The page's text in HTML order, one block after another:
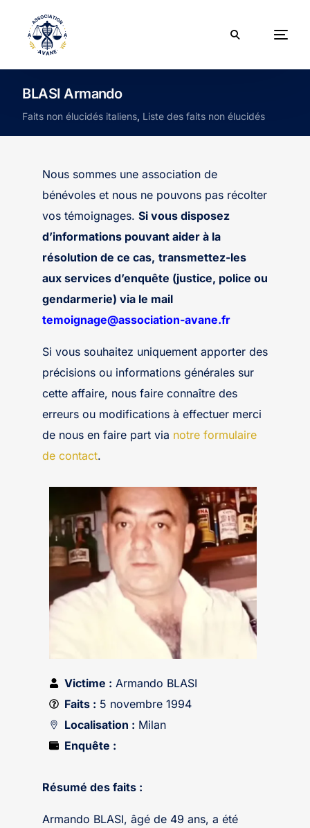
BLASI Armando
Faits non élucidés italiens, Liste des faits non élucidés
Nous sommes une association de
bénévoles et nous ne pouvons pas récolter
vos témoignages. Si vous disposez
d’informations pouvant aider à la
résolution de ce cas, transmettez-les
aux services d’enquête (justice, police ou
gendarmerie) via le mail
temoignage@association-avane.fr
Si vous souhaitez uniquement apporter des
précisions ou informations générales sur
cette affaire, nous faire connaître des
erreurs ou modifications à effectuer merci
de nous en faire part via notre formulaire
de contact.
Victime : Armando BLASI
Faits : 5 novembre 1994
Localisation : Milan
Enquête :
Résumé des faits :
Armando BLASI, âgé de 49 ans, a été